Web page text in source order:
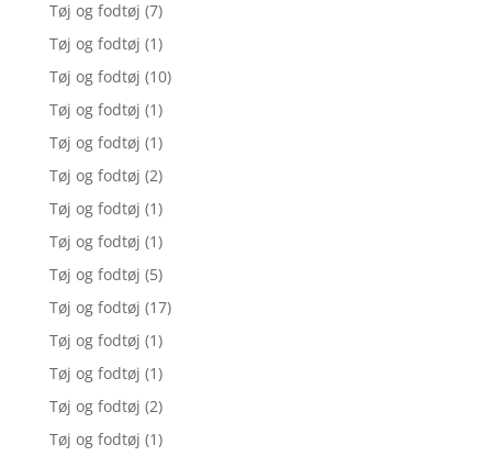
Tøj og fodtøj (7)
Tøj og fodtøj (1)
Tøj og fodtøj (10)
Tøj og fodtøj (1)
Tøj og fodtøj (1)
Tøj og fodtøj (2)
Tøj og fodtøj (1)
Tøj og fodtøj (1)
Tøj og fodtøj (5)
Tøj og fodtøj (17)
Tøj og fodtøj (1)
Tøj og fodtøj (1)
Tøj og fodtøj (2)
Tøj og fodtøj (1)